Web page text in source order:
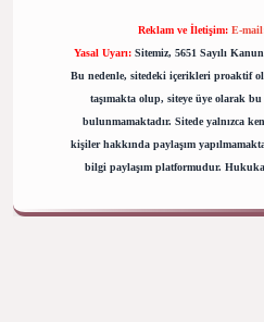
Reklam ve İletişim: E-
Yasal Uyarı: Sitemiz, 5651 Sayılı
Bu nedenle, sitedeki içerikleri proaktif
taşımakta olup, siteye üye olarak
bulunmamaktadır. Sitede yalnızca
kişiler hakkında paylaşım
bilgi paylaşım platformudur.